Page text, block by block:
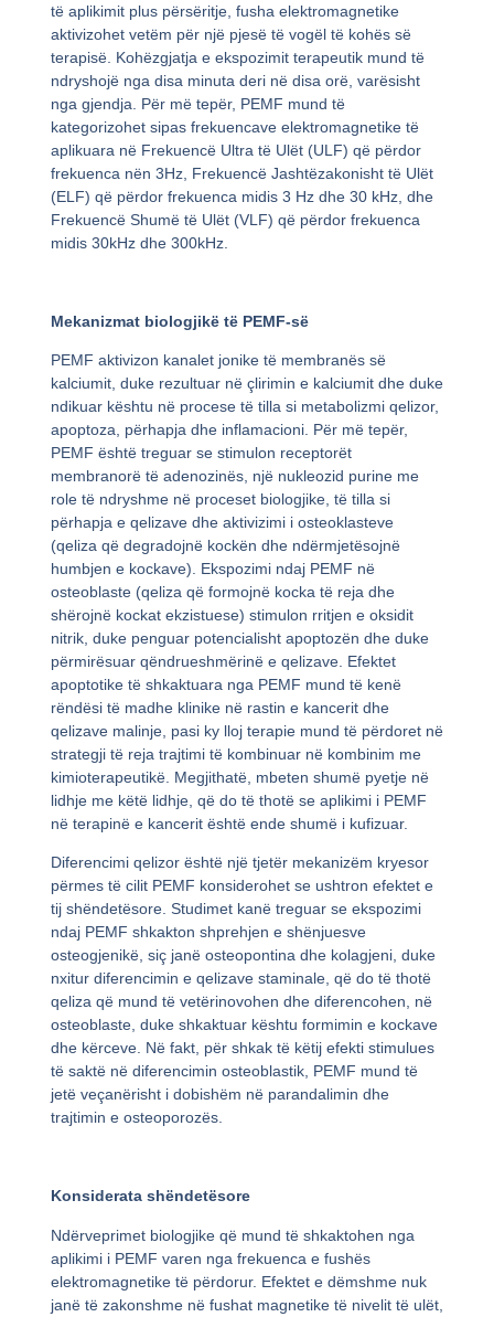
të aplikimit plus përsëritje, fusha elektromagnetike
aktivizohet vetëm për një pjesë të vogël të kohës së
terapisë. Kohëzgjatja e ekspozimit terapeutik mund të
ndryshojë nga disa minuta deri në disa orë, varësisht
nga gjendja. Për më tepër, PEMF mund të
kategorizohet sipas frekuencave elektromagnetike të
aplikuara në Frekuencë Ultra të Ulët (ULF) që përdor
frekuenca nën 3Hz, Frekuencë Jashtëzakonisht të Ulët
(ELF) që përdor frekuenca midis 3 Hz dhe 30 kHz, dhe
Frekuencë Shumë të Ulët (VLF) që përdor frekuenca
midis 30kHz dhe 300kHz.
Mekanizmat biologjikë të PEMF-së
PEMF aktivizon kanalet jonike të membranës së
kalciumit, duke rezultuar në çlirimin e kalciumit dhe duke
ndikuar kështu në procese të tilla si metabolizmi qelizor,
apoptoza, përhapja dhe inflamacioni. Për më tepër,
PEMF është treguar se stimulon receptorët
membranorë të adenozinës, një nukleozid purine me
role të ndryshme në proceset biologjike, të tilla si
përhapja e qelizave dhe aktivizimi i osteoklasteve
(qeliza që degradojnë kockën dhe ndërmjetësojnë
humbjen e kockave). Ekspozimi ndaj PEMF në
osteoblaste (qeliza që formojnë kocka të reja dhe
shërojnë kockat ekzistuese) stimulon rritjen e oksidit
nitrik, duke penguar potencialisht apoptozën dhe duke
përmirësuar qëndrueshmërinë e qelizave. Efektet
apoptotike të shkaktuara nga PEMF mund të kenë
rëndësi të madhe klinike në rastin e kancerit dhe
qelizave malinje, pasi ky lloj terapie mund të përdoret në
strategji të reja trajtimi të kombinuar në kombinim me
kimioterapeutikë. Megjithatë, mbeten shumë pyetje në
lidhje me këtë lidhje, që do të thotë se aplikimi i PEMF
në terapinë e kancerit është ende shumë i kufizuar.
Diferencimi qelizor është një tjetër mekanizëm kryesor
përmes të cilit PEMF konsiderohet se ushtron efektet e
tij shëndetësore. Studimet kanë treguar se ekspozimi
ndaj PEMF shkakton shprehjen e shënjuesve
osteogjenikë, siç janë osteopontina dhe kolagjeni, duke
nxitur diferencimin e qelizave staminale, që do të thotë
qeliza që mund të vetërinovohen dhe diferencohen, në
osteoblaste, duke shkaktuar kështu formimin e kockave
dhe kërceve. Në fakt, për shkak të këtij efekti stimulues
të saktë në diferencimin osteoblastik, PEMF mund të
jetë veçanërisht i dobishëm në parandalimin dhe
trajtimin e osteoporozës.
Konsiderata shëndetësore
Ndërveprimet biologjike që mund të shkaktohen nga
aplikimi i PEMF varen nga frekuenca e fushës
elektromagnetike të përdorur. Efektet e dëmshme nuk
janë të zakonshme në fushat magnetike të nivelit të ulët,